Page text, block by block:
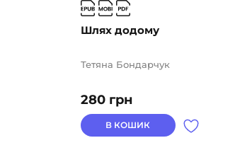
Шлях додому
280 грн
Тетяна Бондарчук
В КОШИК